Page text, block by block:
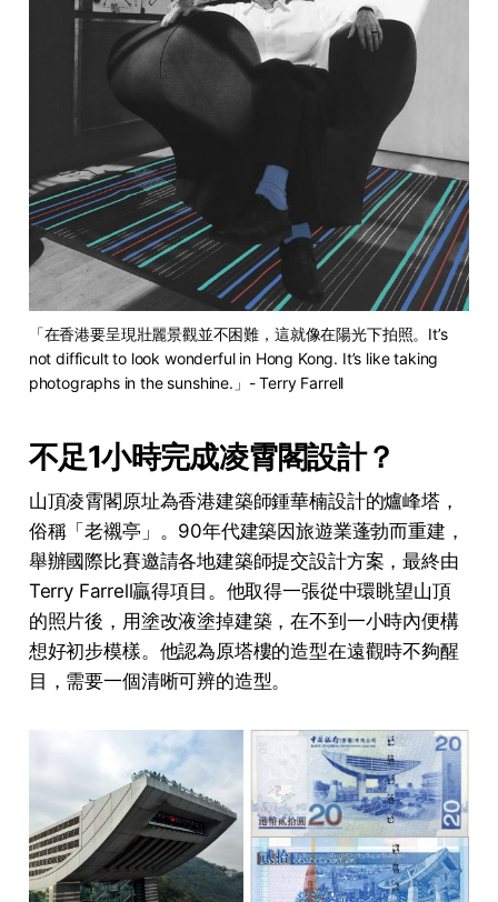
「在香港要呈現壯麗景觀並不困難，這就像在陽光下拍照。It’s
not difficult to look wonderful in Hong Kong. It’s like taking
photographs in the sunshine.」- Terry Farrell
不足1小時完成凌霄閣設計？
山頂凌霄閣原址為香港建築師鍾華楠設計的爐峰塔，
俗稱「老襯亭」。90年代建築因旅遊業蓬勃而重建，
舉辦國際比賽邀請各地建築師提交設計方案，最終由
Terry Farrell贏得項目。他取得一張從中環眺望山頂
的照片後，用塗改液塗掉建築，在不到一小時內便構
想好初步模樣。他認為原塔樓的造型在遠觀時不夠醒
目，需要一個清晰可辨的造型。